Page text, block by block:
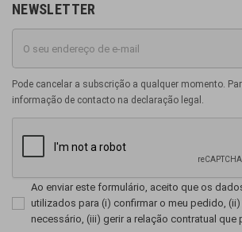
NEWSLETTER
Pode cancelar a subscrição a qualquer momento.
informação de contacto na declaração legal.
Ao enviar este formulário, aceito que os
utilizados para (i) confirmar o meu pedido,
necessário, (iii) gerir a relação contratual que